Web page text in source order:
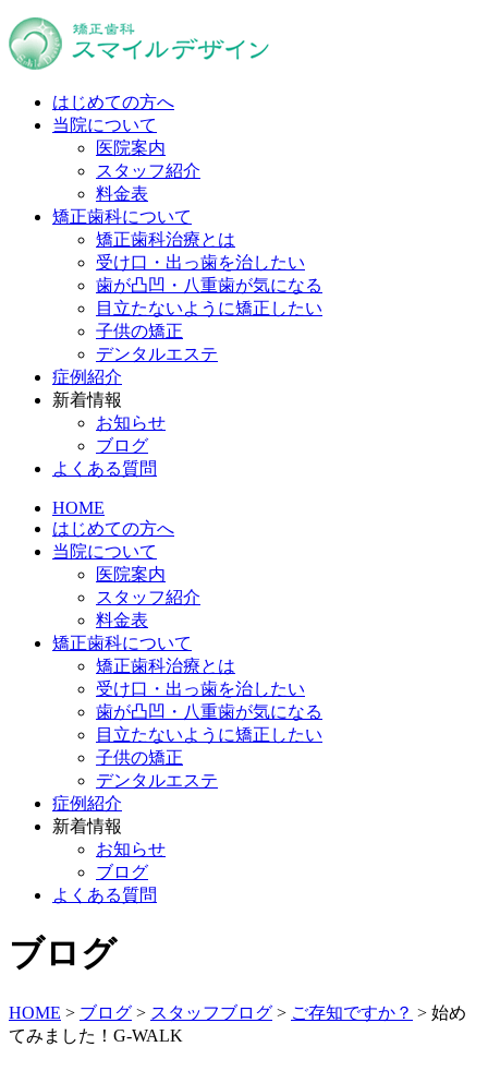
はじめての方へ
当院について
医院案内
スタッフ紹介
料金表
矯正歯科について
矯正歯科治療とは
受け口・出っ歯を治したい
歯が凸凹・八重歯が気になる
目立たないように矯正したい
子供の矯正
デンタルエステ
症例紹介
新着情報
お知らせ
ブログ
よくある質問
HOME
はじめての方へ
当院について
医院案内
スタッフ紹介
料金表
矯正歯科について
矯正歯科治療とは
受け口・出っ歯を治したい
歯が凸凹・八重歯が気になる
目立たないように矯正したい
子供の矯正
デンタルエステ
症例紹介
新着情報
お知らせ
ブログ
よくある質問
ブログ
HOME > ブログ > スタッフブログ > ご存知ですか？ > 始め
てみました！G-WALK